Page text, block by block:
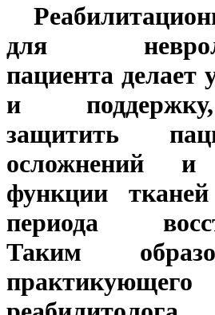
для
пациента делает
и
защитить
осложнений и
функции
периода
Таким
практикующего